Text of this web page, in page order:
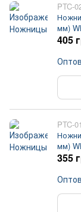
PTC-
мм)
405
PTC-01
мм)
355